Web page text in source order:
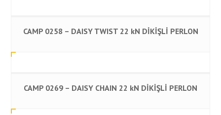
CAMP 0258 – DAISY TWIST 22 kN DİKİŞLİ PERLON
CAMP 0269 – DAISY CHAIN 22 kN DİKİŞLİ PERLON